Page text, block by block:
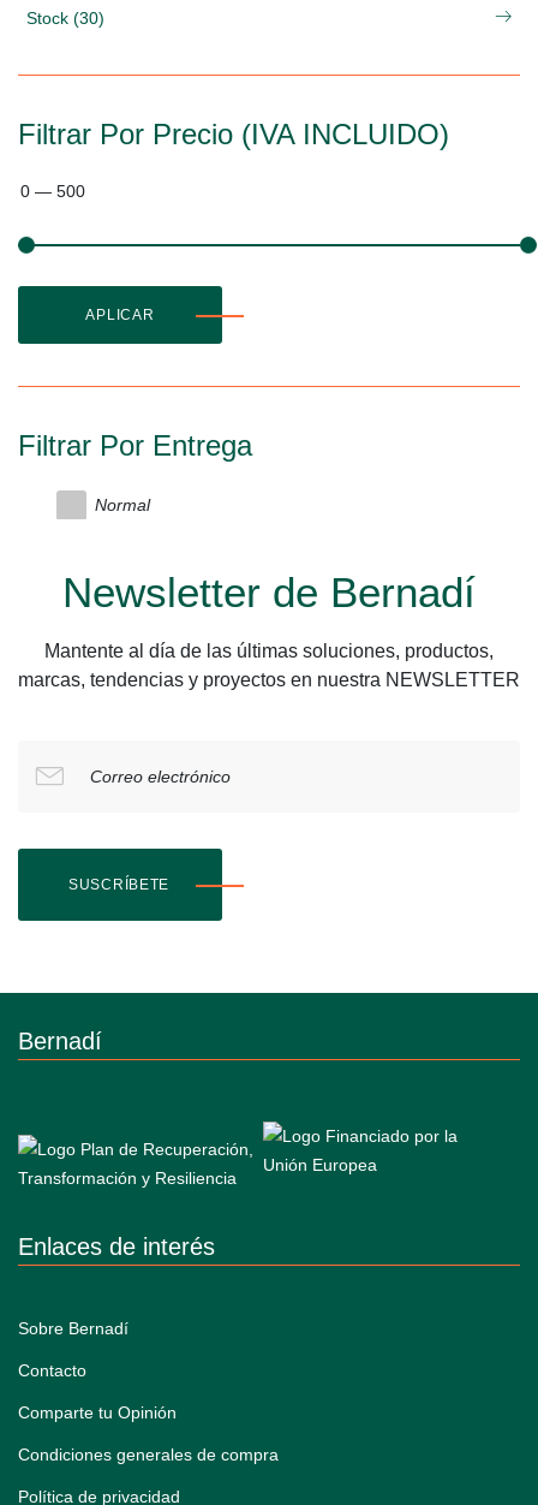
Stock (30)
Filtrar Por Precio (IVA INCLUIDO)
0 — 500
APLICAR
Filtrar Por Entrega
Normal
Newsletter de Bernadí
Mantente al día de las últimas soluciones, productos,
marcas, tendencias y proyectos en nuestra NEWSLETTER
Correo electrónico
SUSCRÍBETE
Bernadí
Enlaces de interés
Sobre Bernadí
Contacto
Comparte tu Opinión
Condiciones generales de compra
Política de privacidad